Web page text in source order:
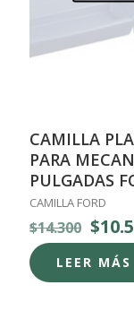
CAMILLA
PARA
PULGADAS
CAMILLA FORD
$14.300 El
era:
$
LEER MÁS